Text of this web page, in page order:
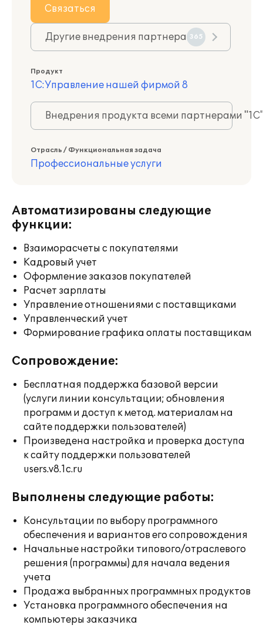
Связаться
Другие внедрения партнера 365
Продукт
1С:Управление нашей фирмой 8
Внедрения продукта всеми партнерами
Отрасль / Функциональная задача
Профессиональные услуги
Автоматизированы следующие
функции:
Взаиморасчеты с покупателями
Кадровый учет
Оформление заказов покупателей
Расчет зарплаты
Управление отношениями с поставщиками
Управленческий учет
Формирование графика оплаты поставщикам
Сопровождение:
Бесплатная поддержка базовой версии
(услуги линии консультации; обновления
программ и доступ к метод. материалам на
сайте поддержки пользователей)
Произведена настройка и проверка доступа
к сайту поддержки пользователей
users.v8.1c.ru
Выполнены следующие работы:
Консультации по выбору программного
обеспечения и вариантов его сопровождения
Начальные настройки типового/отраслевого
решения (программы) для начала ведения
учета
Продажа выбранных программных продуктов
Установка программного обеспечения на
компьютеры заказчика